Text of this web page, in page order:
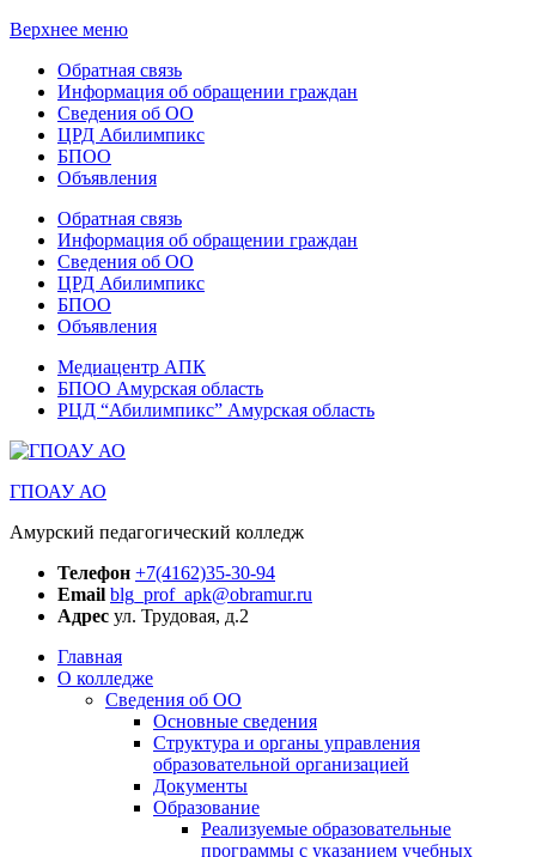
Верхнее меню
Обратная связь
Информация об обращении граждан
Сведения об ОО
ЦРД Абилимпикс
БПОО
Объявления
Обратная связь
Информация об обращении граждан
Сведения об ОО
ЦРД Абилимпикс
БПОО
Объявления
Медиацентр АПК
БПОО Амурская область
РЦД “Абилимпикс” Амурская область
ГПОАУ АО
Амурский педагогический колледж
Телефон +7(4162)35-30-94
Email blg_prof_apk@obramur.ru
Адрес ул. Трудовая, д.2
Главная
О колледже
Сведения об ОО
Основные сведения
Структура и органы управления
образовательной организацией
Документы
Образование
Реализуемые образовательные
программы с указанием учебных